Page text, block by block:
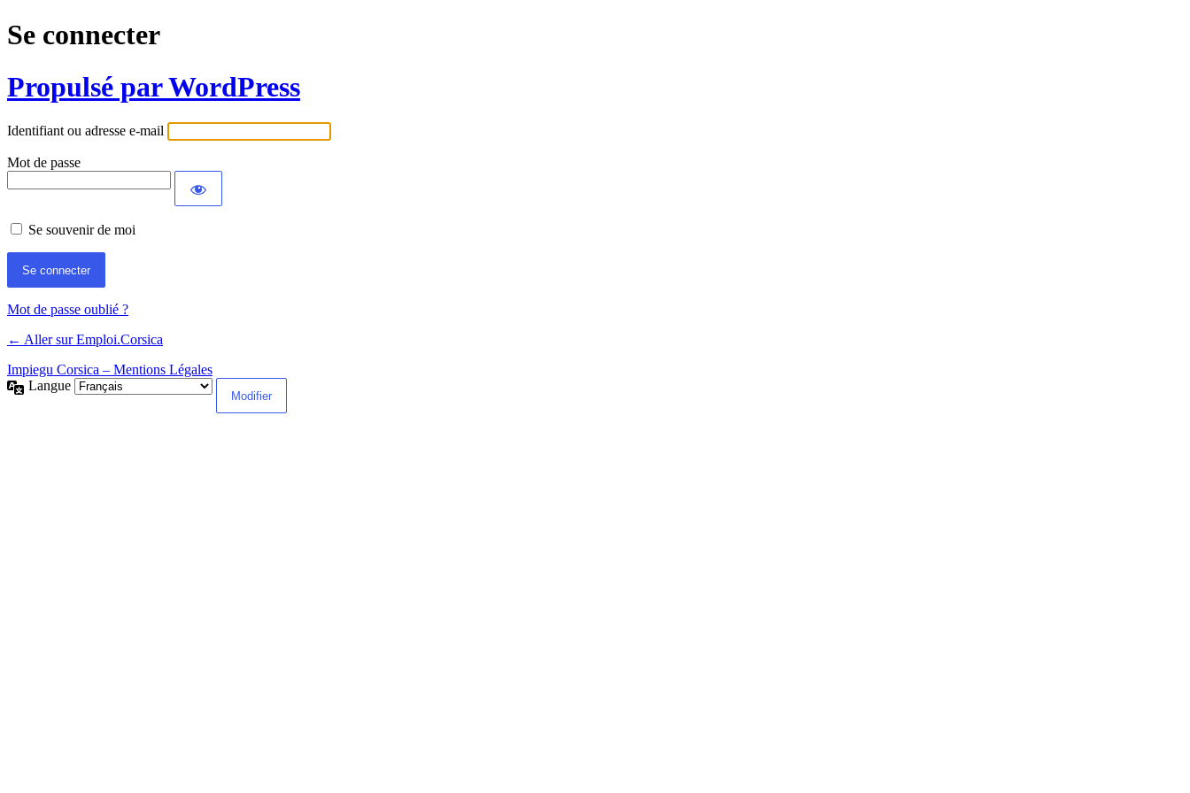
Se connecter
Propulsé par WordPress
Identifiant ou adresse e-mail
Mot de passe
Se souvenir de moi
Mot de passe oublié ?
← Aller sur Emploi.Corsica
Impiegu Corsica – Mentions Légales
Langue